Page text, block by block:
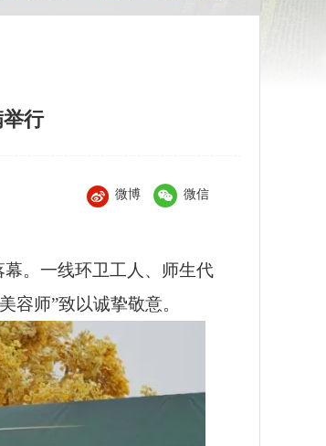
行
微博 微信
。一线环卫工人、师生代
容师”致以诚挚敬意。